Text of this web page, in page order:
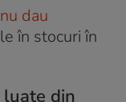
dau
în stocuri în
din